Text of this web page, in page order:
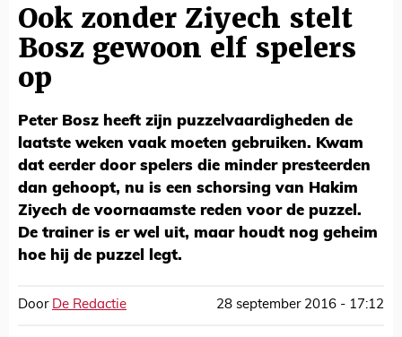
Ook zonder Ziyech stelt
Bosz gewoon elf spelers
op
Peter Bosz heeft zijn puzzelvaardigheden de
laatste weken vaak moeten gebruiken. Kwam
dat eerder door spelers die minder presteerden
dan gehoopt, nu is een schorsing van Hakim
Ziyech de voornaamste reden voor de puzzel.
De trainer is er wel uit, maar houdt nog geheim
hoe hij de puzzel legt.
Door De Redactie 28 september 2016 - 17:12